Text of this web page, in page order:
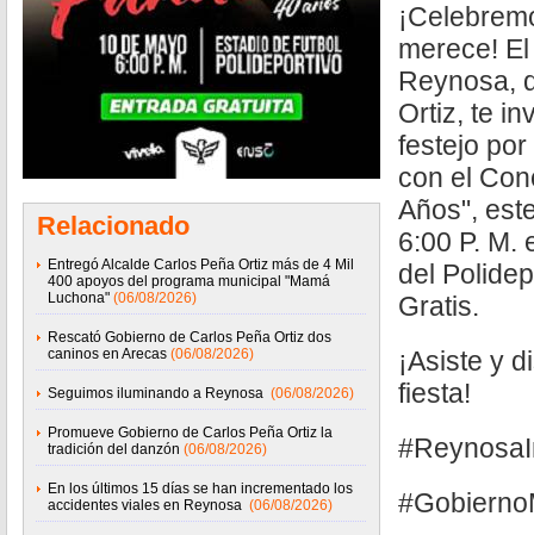
Relacionado
Entregó Alcalde Carlos Peña Ortiz más de 4 Mil
400 apoyos del programa municipal "Mamá
Luchona" (06/08/2026)
Rescató Gobierno de Carlos Peña Ortiz dos
caninos en Arecas (06/08/2026)
Seguimos iluminando a Reynosa (06/08/2026)
Promueve Gobierno de Carlos Peña Ortiz la
tradición del danzón (06/08/2026)
En los últimos 15 días se han incrementado los
accidentes viales en Reynosa (06/08/2026)
merece!
Reynosa,
Ortiz, te
festejo
con el
Años",
6:00 P. M.
del
Gratis.
¡Asiste y
fiesta!